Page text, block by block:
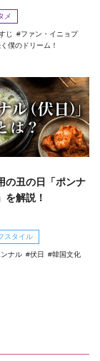
メ
じ
ファン・イニョプ
僕のドリーム！
の丑の日「ポンナ
を解説！
スタイル
ンナル 伏日 韓国文化